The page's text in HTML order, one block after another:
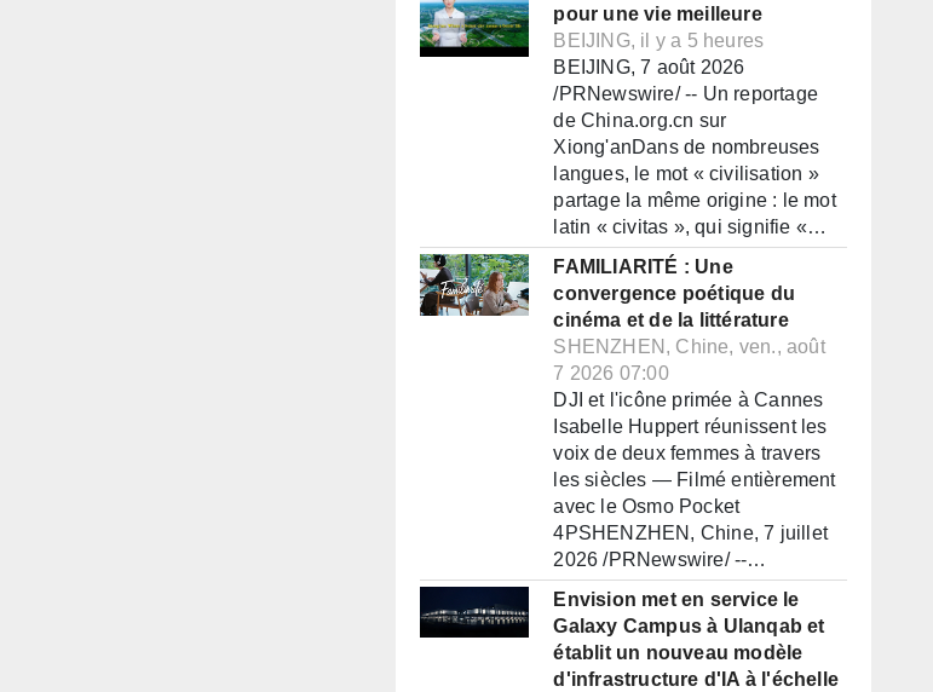
pour une vie meilleure
BEIJING, il y a 5 heures
BEIJING, 7 août 2026
/PRNewswire/ -- Un reportage
de China.org.cn sur
Xiong'anDans de nombreuses
langues, le mot « civilisation »
partage la même origine : le mot
latin « civitas », qui signifie «…
FAMILIARITÉ : Une
convergence poétique du
cinéma et de la littérature
SHENZHEN, Chine, ven., août
7 2026 07:00
DJI et l'icône primée à Cannes
Isabelle Huppert réunissent les
voix de deux femmes à travers
les siècles — Filmé entièrement
avec le Osmo Pocket
4PSHENZHEN, Chine, 7 juillet
2026 /PRNewswire/ --…
Envision met en service le
Galaxy Campus à Ulanqab et
établit un nouveau modèle
d'infrastructure d'IA à l'échelle